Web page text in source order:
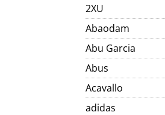
2XU
Abaodam
Abu Garcia
Abus
Acavallo
adidas